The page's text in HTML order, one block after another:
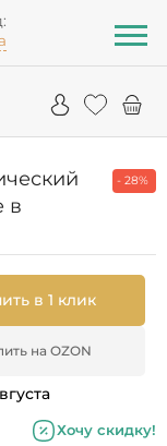
в
- 28%
в 1 клик
на OZON
Хочу скидку!